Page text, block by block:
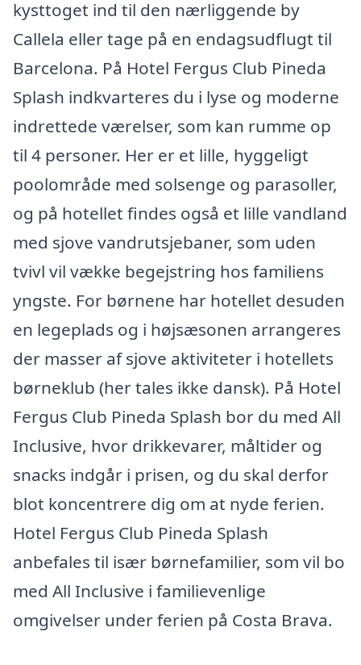
kysttoget ind til den nærliggende by
Callela eller tage på en endagsudflugt til
Barcelona. På Hotel Fergus Club Pineda
Splash indkvarteres du i lyse og moderne
indrettede værelser, som kan rumme op
til 4 personer. Her er et lille, hyggeligt
poolområde med solsenge og parasoller,
og på hotellet findes også et lille vandland
med sjove vandrutsjebaner, som uden
tvivl vil vække begejstring hos familiens
yngste. For børnene har hotellet desuden
en legeplads og i højsæsonen arrangeres
der masser af sjove aktiviteter i hotellets
børneklub (her tales ikke dansk). På Hotel
Fergus Club Pineda Splash bor du med All
Inclusive, hvor drikkevarer, måltider og
snacks indgår i prisen, og du skal derfor
blot koncentrere dig om at nyde ferien.
Hotel Fergus Club Pineda Splash
anbefales til især børnefamilier, som vil bo
med All Inclusive i familievenlige
omgivelser under ferien på Costa Brava.